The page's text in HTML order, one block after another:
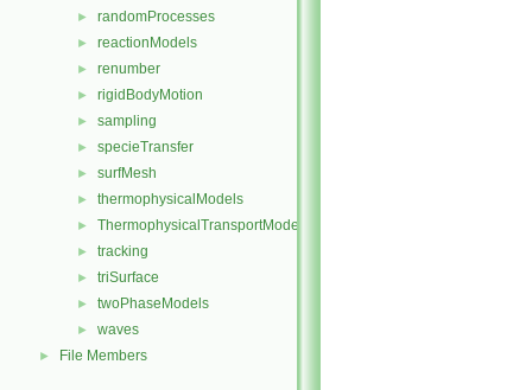
► randomProcesses
► reactionModels
► renumber
► rigidBodyMotion
► sampling
► specieTransfer
► surfMesh
► thermophysicalModels
► ThermophysicalTransportModels
► tracking
► triSurface
► twoPhaseModels
► waves
► File Members